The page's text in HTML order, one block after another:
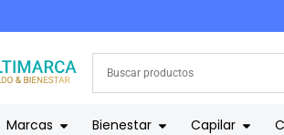
EN 3 CUOTAS CON ADDI
Marcas Bienestar Capilar